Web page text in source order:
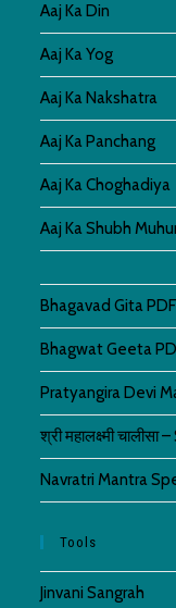
Aaj Ka Din
Aaj Ka Yog
Aaj Ka Nakshatra
Aaj Ka Panchang
Aaj Ka Choghadiya
Aaj Ka Shubh
Bhagavad Gita
Bhagwat Geeta
Pratyangira Devi
श्री महालक्ष्मी
Navratri Mantra
Tools
Jinvani Sangrah